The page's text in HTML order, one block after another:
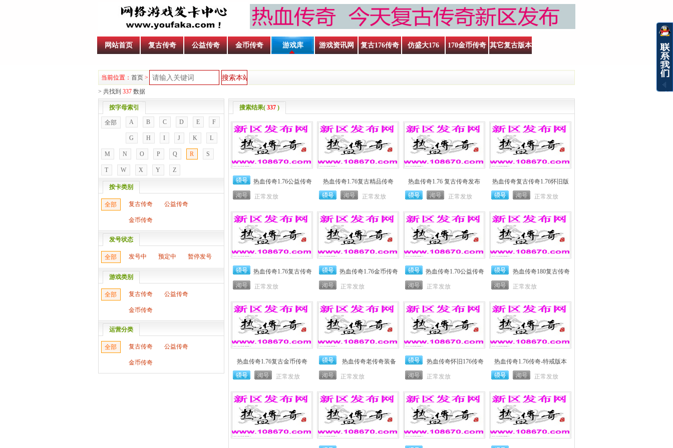
网站首页 复古传奇 公益传奇 金币传奇 游戏库 游戏资讯网 复古176传奇 仿盛大176 170金币传奇 其它复古版本
当前位置： 首页 >
游戏库
> 共找到 337 数据
按字母索引
全部 A B C D E F
G H I J K L
M N O P Q R S
T W X Y Z
按卡类别
全部 复古传奇 公益传奇
金币传奇
发号状态
全部 发号中 预定中 暂停发号
游戏类别
全部 复古传奇 公益传奇
金币传奇
运营分类
全部 复古传奇 公益传奇
金币传奇
搜索结果( 337 )
热血传奇1.76公益传奇
正常发放
热血传奇1.76复古精品传奇
正常发放
热血传奇1.76 复古传奇发布
正常发放
热血传奇复古传奇1.76怀旧版
正常发放
热血传奇1.76复古传奇
正常发放
热血传奇1.76金币传奇
正常发放
热血传奇1.70公益传奇
正常发放
热血传奇180复古传奇
正常发放
热血传奇1.76复古金币传奇
正常发放
热血传奇老传奇装备
正常发放
热血传奇怀旧176传奇
正常发放
热血传奇1.76传奇-特戒版本
正常发放